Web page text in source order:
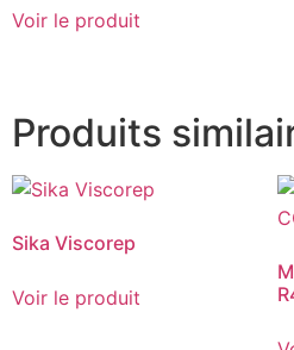
Voir le produit
Produits
Sika Viscorep
Voir le produit